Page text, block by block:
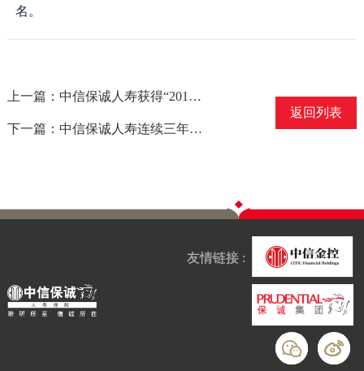
名。
上一篇：中信保诚人寿获得“2018年中国价值成长十佳公司”称号
下一篇：中信保诚人寿连续三年获评“最佳财富传承保险管理机构”
返回列表
友情链接 :